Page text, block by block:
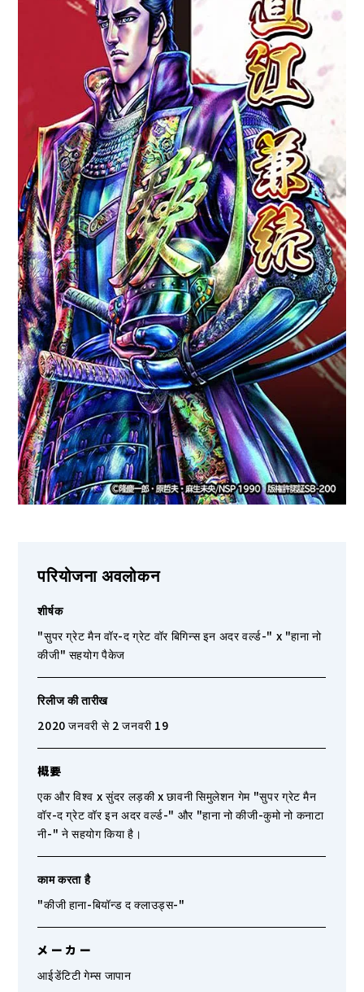
परियोजना अवलोकन
शीर्षक
"सुपर ग्रेट मैन वॉर-द ग्रेट वॉर बिगिन्स इन अदर वर्ल्ड-" x "हाना नो
कीजी" सहयोग पैकेज
रिलीज की तारीख
2020 जनवरी से 2 जनवरी 19
概要
एक और विश्व x सुंदर लड़की x छावनी सिमुलेशन गेम "सुपर ग्रेट मैन
वॉर-द ग्रेट वॉर इन अदर वर्ल्ड-" और "हाना नो कीजी-कुमो नो कनाटा
नी-" ने सहयोग किया है।
काम करता है
"कीजी हाना-बियॉन्ड द क्लाउड्स-"
メ ー カ ー
आईडेंटिटी गेम्स जापान